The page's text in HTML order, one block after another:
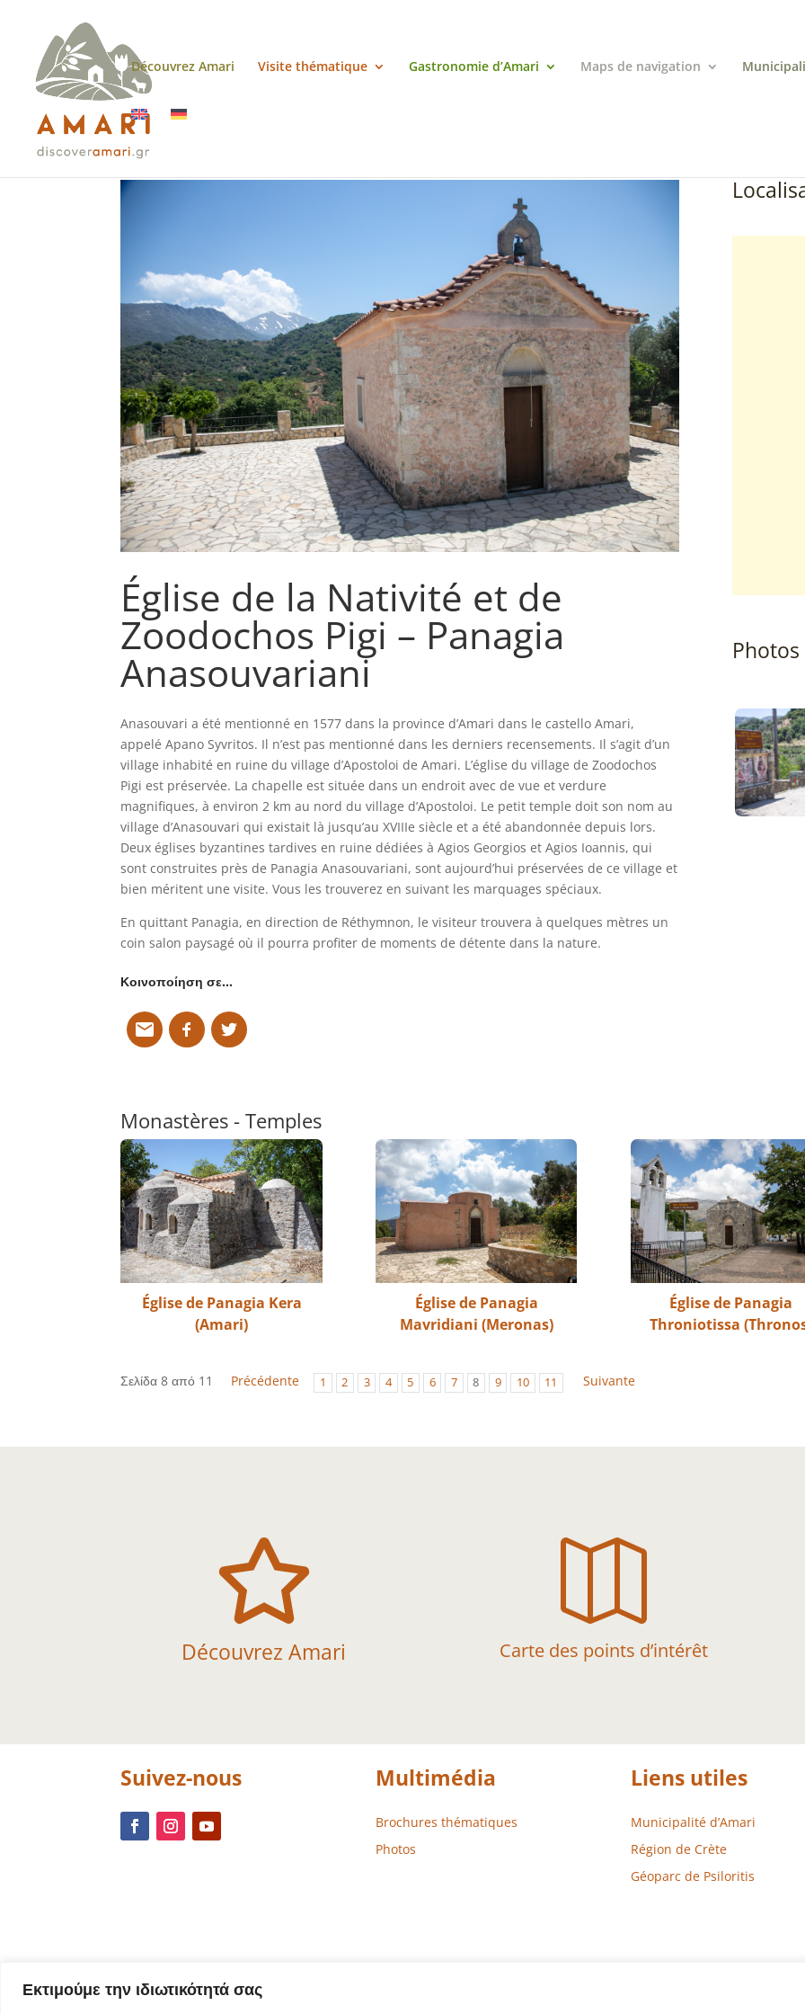
Εκτιμούμε την ιδιωτικότητά σας
Découvrez Amari Visite thématique Gastronomie d’Amari Maps de navigation
Église de la Nativité et de
Zoodochos Pigi – Panagia
Anasouvariani
Anasouvari a été mentionné en 1577 dans la province d’Amari dans le castello Amari,
appelé Apano Syvritos. Il n’est pas mentionné dans les derniers recensements. Il s’agit d’un
village inhabité en ruine du village d’Apostoloi de Amari. L’église du village de Zoodochos
Pigi est préservée. La chapelle est située dans un endroit avec de vue et verdure
magnifiques, à environ 2 km au nord du village d’Apostoloi. Le petit temple doit son nom au
village d’Anasouvari qui existait là jusqu’au XVIIIe siècle et a été abandonnée depuis lors.
Deux églises byzantines tardives en ruine dédiées à Agios Georgios et Agios Ioannis, qui
sont construites près de Panagia Anasouvariani, sont aujourd’hui préservées de ce village et
bien méritent une visite. Vous les trouverez en suivant les marquages ​​spéciaux.
En quittant Panagia, en direction de Réthymnon, le visiteur trouvera à quelques mètres un
coin salon paysagé où il pourra profiter de moments de détente dans la nature.
Κοινοποίηση σε…
Photos
Monastères - Temples
Église de Panagia Kera
(Amari)
Église de Panagia
Mavridiani (Meronas)
Église de Panagia
Throniotissa
Σελίδα 8 από 11 Précédente 1 2 3 4 5 6 7 8 9 10 11 Suivante

Découvrez Amari

Carte des points d’intérêt
Suivez-nous Multimédia
Brochures thématiques
Photos
Liens utiles
Municipalité d’Amari
Région de Crète
Géoparc de Psiloritis